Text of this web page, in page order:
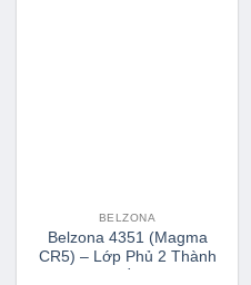
BELZONA
Belzona 4351 (Magma
CR5) – Lớp Phủ 2 Thành
Phần